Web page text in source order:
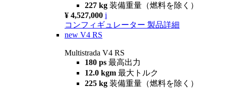
227 kg 装備重量（燃料を除く）
¥ 4,527,000 i
コンフィギュレーター 製品詳細
new V4 RS
Multistrada V4 RS
180 ps 最高出力
12.0 kgm 最大トルク
225 kg 装備重量（燃料を除く）